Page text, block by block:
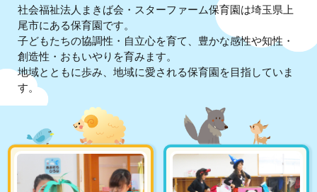
社会福祉法人まきば会・スターファーム保育園は埼玉県上
尾市にある保育園です。
子どもたちの協調性・自立心を育て、豊かな感性や知性・
創造性・おもいやりを育みます。
地域とともに歩み、地域に愛される保育園を目指していま
す。